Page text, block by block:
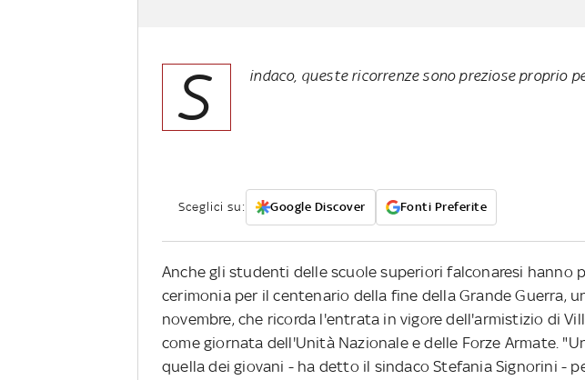
S indaco, queste ricorrenze sono preziose proprio
Sceglici su: Google Discover Fonti Preferite
Anche gli studenti delle scuole superiori falconaresi hanno
cerimonia per il centenario della fine della Grande Guerra,
novembre, che ricorda l'entrata in vigore dell'armistizio di
come giornata dell'Unità Nazionale e delle Forze Armate.
quella dei giovani - ha detto il sindaco Stefania Signorini -